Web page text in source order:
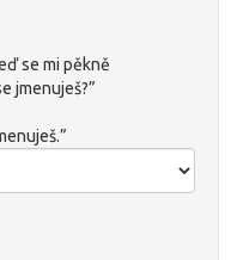
se mi pěkně
jmenuješ?”